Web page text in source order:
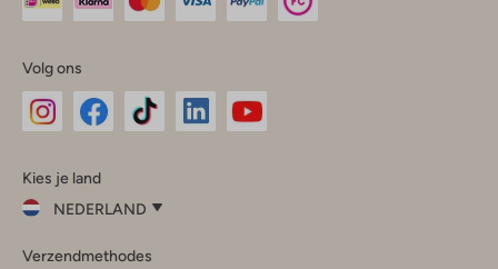
Volg ons
InstagramFacebook
Kies je land
NEDERLAND
je
Verzendmethodes